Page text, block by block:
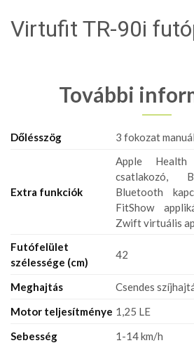
Virtufit TR-90i
További
Dőlésszög 3 fokozat
Extra funkciók
Apple Health
csatlakozó,
Bluetooth
FitShow
Zwift virtuális
Futófelület
szélessége (cm)
42
Meghajtás
Csendes
Motor teljesítménye 1,25 LE
Sebesség
1-14 km/h